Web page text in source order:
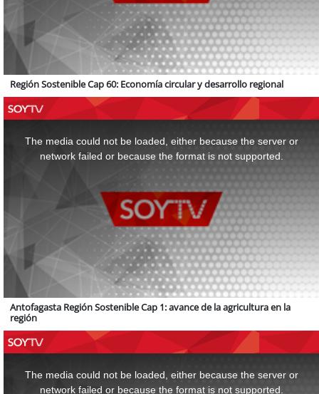
Región Sostenible Cap 60: Economía circular y desarrollo regional
The media could not be loaded, either because the server or
network failed or because the format is not supported.
Antofagasta Región Sostenible Cap 1: avance de la agricultura en la
región
The media could not be loaded, either because the server or
network failed or because the format is not supported.